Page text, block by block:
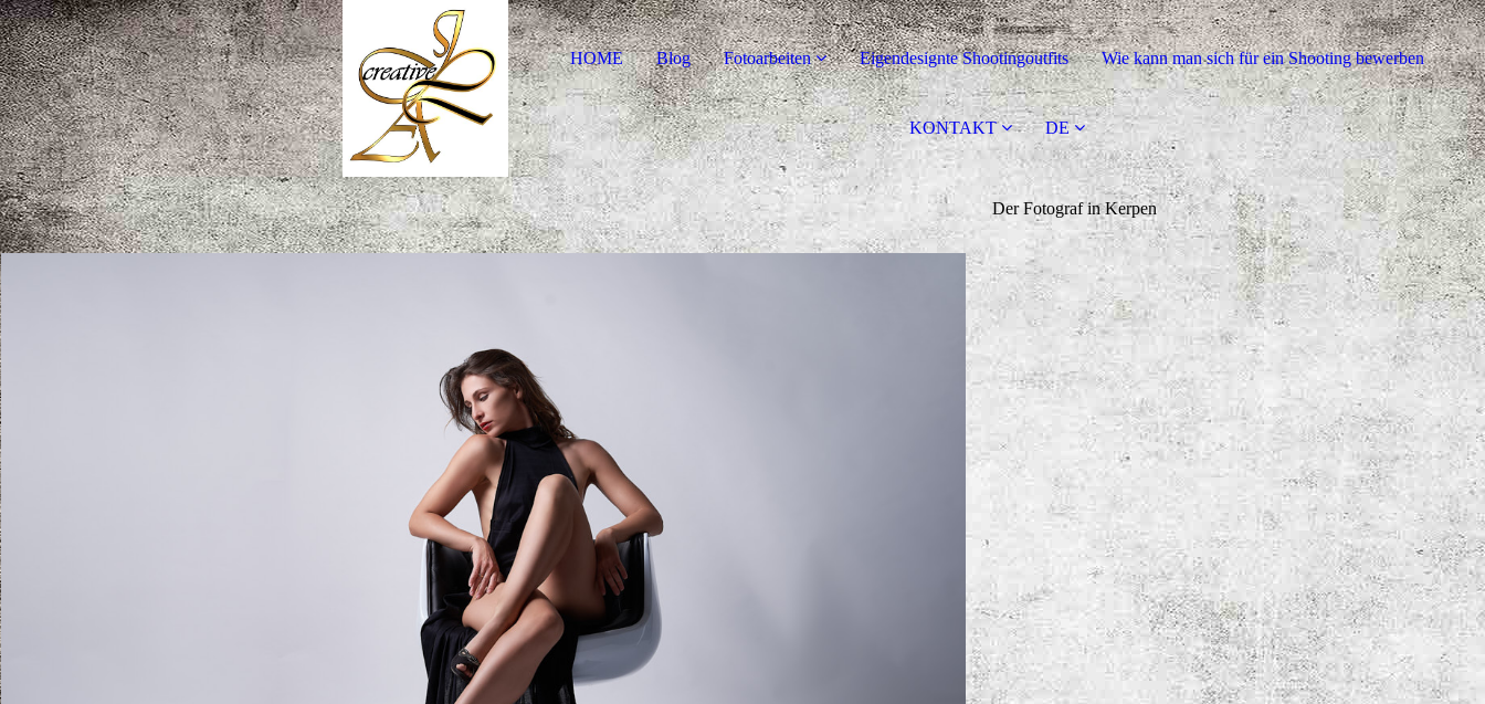
HOME Blog Fotoarbeiten Eigendesignte Shootingoutfits Wie kann man sich für ein Shooting bewerben
KONTAKT DE
Der Fotograf in Kerpen